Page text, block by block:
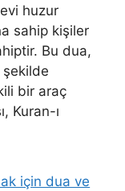
huzur
sahip kişiler
Bu dua,
şekilde
bir araç
Kuran-ı
için dua ve